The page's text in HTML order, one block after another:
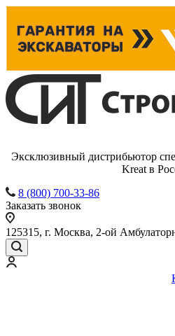
Эксклюзивный дистрибьютор
Kreat в
8 (800) 700-33-86
Заказать звонок
125315, г. Москва, 2-ой